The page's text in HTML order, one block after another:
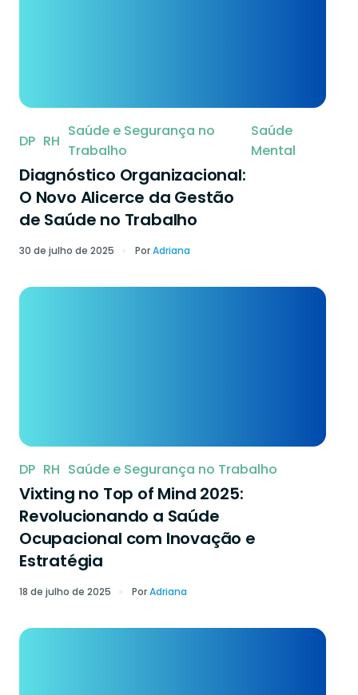
DP RH
Saúde e Segurança no
Trabalho
Saúde
Mental
Diagnóstico Organizacional:
O Novo Alicerce da Gestão
de Saúde no Trabalho
30 de julho de 2025 PorAdriana
DP RH Saúde e Segurança no Trabalho
Vixting no Top of Mind 2025:
Revolucionando a Saúde
Ocupacional com Inovação e
Estratégia
18 de julho de 2025 PorAdriana